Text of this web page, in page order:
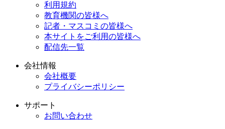
利用規約
教育機関の皆様へ
記者・マスコミの皆様へ
本サイトをご利用の皆様へ
配信先一覧
会社情報
会社概要
プライバシーポリシー
サポート
お問い合わせ